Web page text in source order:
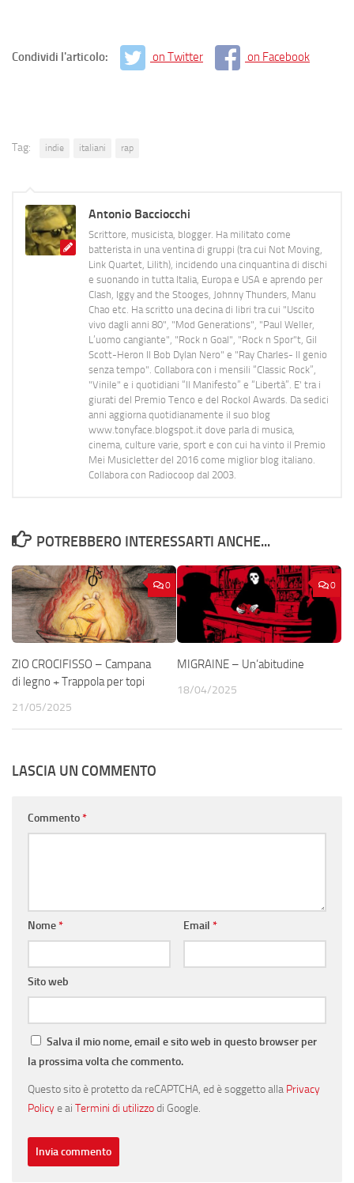
Condividi l'articolo: on Twitter on Facebook
Tag: indie italiani rap
Antonio Bacciocchi
Scrittore, musicista, blogger. Ha militato come
batterista in una ventina di gruppi (tra cui Not Moving,
Link Quartet, Lilith), incidendo una cinquantina di dischi
e suonando in tutta Italia, Europa e USA e aprendo per
Clash, Iggy and the Stooges, Johnny Thunders, Manu
Chao etc. Ha scritto una decina di libri tra cui "Uscito
vivo dagli anni 80", "Mod Generations", "Paul Weller,
L’uomo cangiante", "Rock n Goal", "Rock n Spor"t, Gil
Scott-Heron Il Bob Dylan Nero" e "Ray Charles- Il genio
senza tempo". Collabora con i mensili “Classic Rock”,
"Vinile" e i quotidiani “Il Manifesto” e “Libertà”. E' tra i
giurati del Premio Tenco e del Rockol Awards. Da sedici
anni aggiorna quotidianamente il suo blog
www.tonyface.blogspot.it dove parla di musica,
cinema, culture varie, sport e con cui ha vinto il Premio
Mei Musicletter del 2016 come miglior blog italiano.
Collabora con Radiocoop dal 2003.
POTREBBERO INTERESSARTI ANCHE...
0
ZIO CROCIFISSO – Campana
di legno + Trappola per topi
21/05/2025
0
MIGRAINE – Un’abitudine
18/04/2025
LASCIA UN COMMENTO
Commento*
Nome* Email *
Sito web
Salva il mio nome, email e sito web in questo browser per
la prossima volta che commento.
Questo sito è protetto da reCAPTCHA, ed è soggetto alla Privacy
Policye ai Termini di utilizzodi Google.